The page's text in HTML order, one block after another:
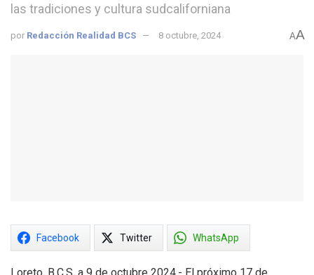
las tradiciones y cultura sudcaliforniana
por Redacción Realidad BCS 8 octubre, 2024 AA
Facebook Twitter WhatsApp